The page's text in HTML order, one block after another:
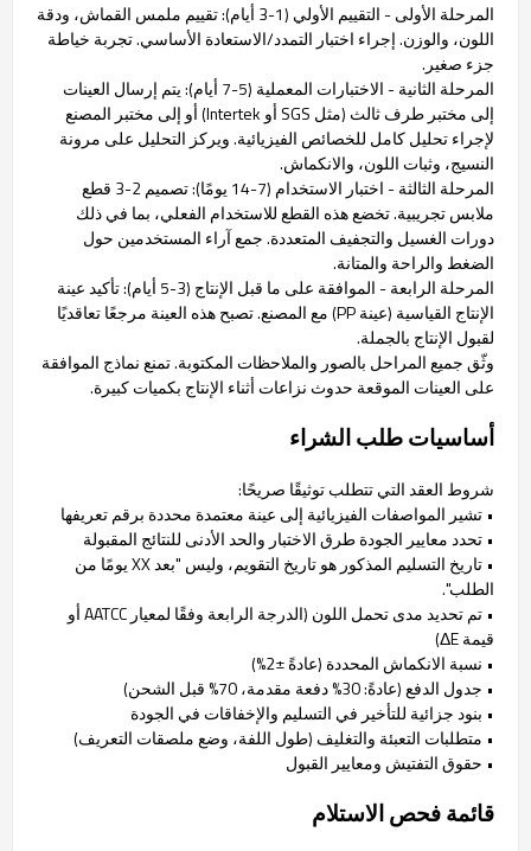
المرحلة الأولى - التقييم الأولي (1-3 أيام): تقييم ملمس القماش، ودقة
اللون، والوزن. إجراء اختبار التمدد/الاستعادة الأساسي. تجربة خياطة
جزء صغير.
المرحلة الثانية - الاختبارات المعملية (5-7 أيام): يتم إرسال العينات
إلى مختبر طرف ثالث (مثل SGS أو Intertek) أو إلى مختبر المصنع
لإجراء تحليل كامل للخصائص الفيزيائية. ويركز التحليل على مرونة
النسيج، وثبات اللون، والانكماش.
المرحلة الثالثة - اختبار الاستخدام (7-14 يومًا): تصميم 2-3 قطع
ملابس تجريبية. تخضع هذه القطع للاستخدام الفعلي، بما في ذلك
دورات الغسيل والتجفيف المتعددة. جمع آراء المستخدمين حول
الضغط والراحة والمتانة.
المرحلة الرابعة - الموافقة على ما قبل الإنتاج (3-5 أيام): تأكيد عينة
الإنتاج القياسية (عينة PP) مع المصنع. تصبح هذه العينة مرجعًا تعاقديًا
لقبول الإنتاج بالجملة.
وثّق جميع المراحل بالصور والملاحظات المكتوبة. تمنع نماذج الموافقة
على العينات الموقعة حدوث نزاعات أثناء الإنتاج بكميات كبيرة.
أساسيات طلب الشراء
شروط العقد التي تتطلب توثيقًا صريحًا:
• تشير المواصفات الفيزيائية إلى عينة معتمدة محددة برقم تعريفها
• تحدد معايير الجودة طرق الاختبار والحد الأدنى للنتائج المقبولة
• تاريخ التسليم المذكور هو تاريخ التقويم، وليس "بعد XX يومًا من
الطلب".
• تم تحديد مدى تحمل اللون (الدرجة الرابعة وفقًا لمعيار AATCC أو
قيمة ΔE)
• نسبة الانكماش المحددة (عادةً ±2%)
• جدول الدفع (عادةً: 30% دفعة مقدمة، 70% قبل الشحن)
• بنود جزائية للتأخير في التسليم والإخفاقات في الجودة
• متطلبات التعبئة والتغليف (طول اللفة، وضع ملصقات التعريف)
• حقوق التفتيش ومعايير القبول
قائمة فحص الاستلام